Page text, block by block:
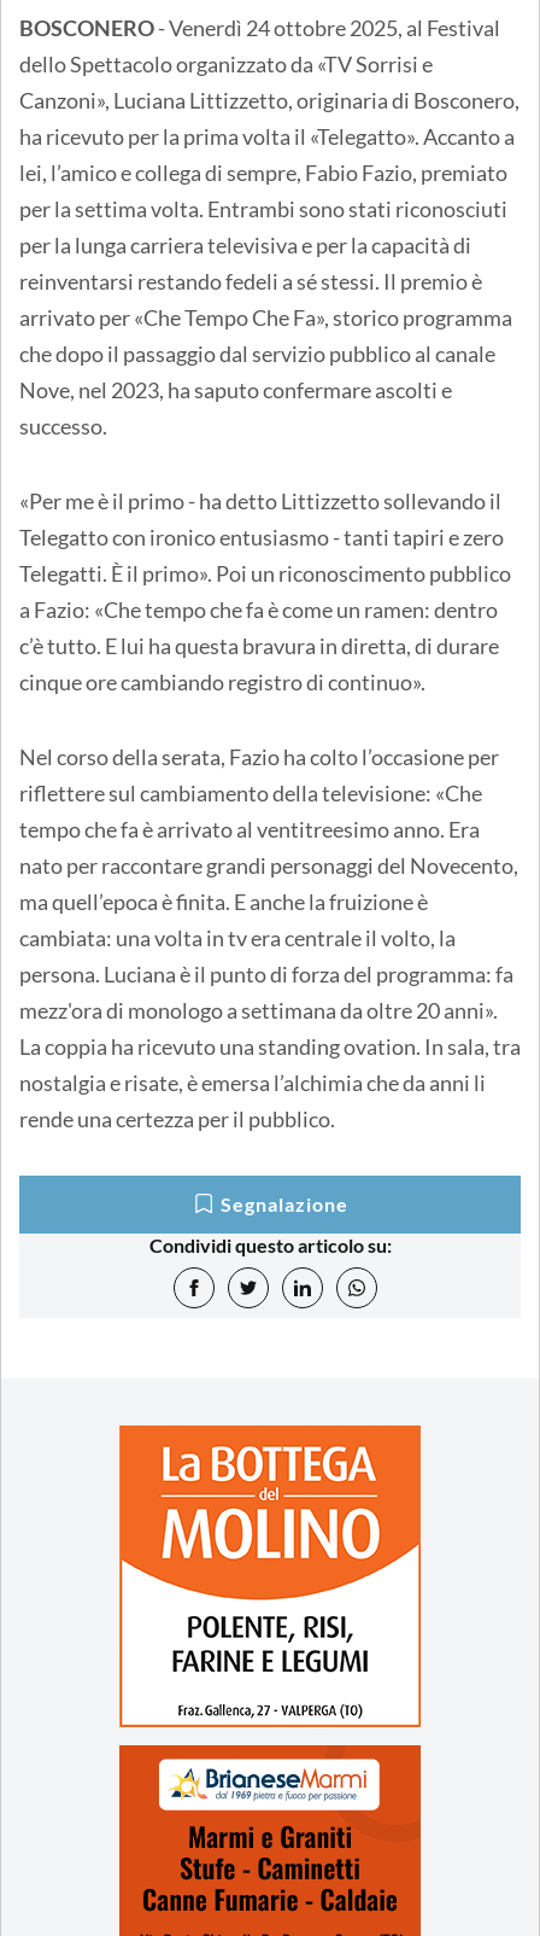
BOSCONERO- Venerdì 24 ottobre 2025, al Festival
dello Spettacolo organizzato da «TV Sorrisi e
Canzoni», Luciana Littizzetto, originaria di Bosconero,
ha ricevuto per la prima volta il «Telegatto». Accanto a
lei, l’amico e collega di sempre, Fabio Fazio, premiato
per la settima volta. Entrambi sono stati riconosciuti
per la lunga carriera televisiva e per la capacità di
reinventarsi restando fedeli a sé stessi. Il premio è
arrivato per «Che Tempo Che Fa», storico programma
che dopo il passaggio dal servizio pubblico al canale
Nove, nel 2023, ha saputo confermare ascolti e
successo.
«Per me è il primo - ha detto Littizzetto sollevando il
Telegatto con ironico entusiasmo - tanti tapiri e zero
Telegatti. È il primo». Poi un riconoscimento pubblico
a Fazio: «Che tempo che fa è come un ramen: dentro
c’è tutto. E lui ha questa bravura in diretta, di durare
cinque ore cambiando registro di continuo».
Nel corso della serata, Fazio ha colto l’occasione per
riflettere sul cambiamento della televisione: «Che
tempo che fa è arrivato al ventitreesimo anno. Era
nato per raccontare grandi personaggi del Novecento,
ma quell’epoca è finita. E anche la fruizione è
cambiata: una volta in tv era centrale il volto, la
persona. Luciana è il punto di forza del programma: fa
mezz'ora di monologo a settimana da oltre 20 anni».
La coppia ha ricevuto una standing ovation. In sala, tra
nostalgia e risate, è emersa l’alchimia che da anni li
rende una certezza per il pubblico.
Segnalazione
Condividi questo articolo su: